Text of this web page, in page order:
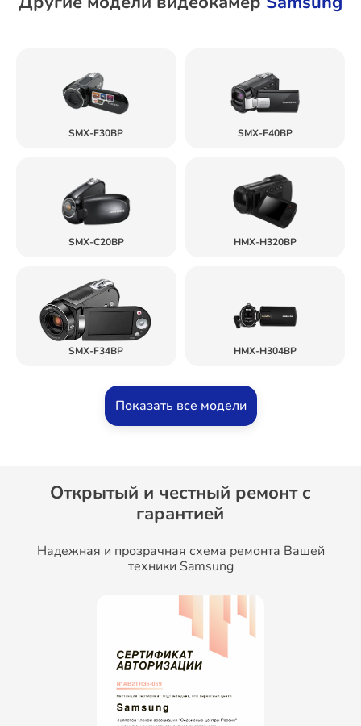
SMX-F30BP SMX-F40BP
SMX-C20BP HMX-H320BP
SMX-F34BP HMX-H304BP
Показать все модели
Открытый и честный ремонт c
гарантией
Надежная и прозрачная схема ремонта Вашей
техники Samsung